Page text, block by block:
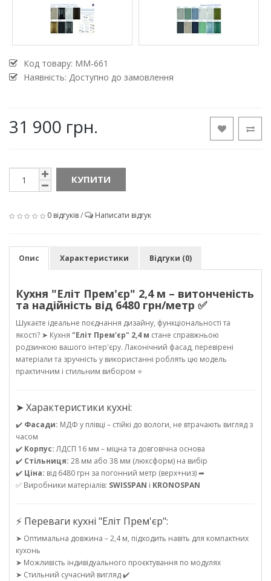
Код товару: MM-661
Наявність: Доступно до замовлення
31 900 грн.
КУПИТИ
0 відгуків/ Написати відгук
Опис Характеристики Відгуки (0)
Кухня "Еліт Прем'єр" 2,4 м – витонченість
та надійність від 6480 грн/метр ✅
Шукаєте ідеальне поєднання дизайну, функціональності та
якості? ➤ Кухня "Еліт Прем'єр" 2,4 м стане справжньою
родзинкою вашого інтер'єру. Лаконічний фасад, перевірені
матеріали та зручність у використанні роблять цю модель
практичним і стильним вибором ⭐
➤ Характеристики кухні:
✔️ Фасади: МДФ у плівці – стійкі до вологи, не втрачають вигляд з
часом
✔️ Корпус:ЛДСП 16 мм – міцна та довговічна основа
✔️ Стільниця: 28 мм або 38 мм (люксформ) на вибір
✔️ Ціна: від 6480 грн за погонний метр (верх+низ) ➦
✅ Виробники матеріалів: SWISSPAN і KRONOSPAN
⚡ Переваги кухні "Еліт Прем'єр":
➤ Оптимальна довжина – 2,4 м, підходить навіть для компактних
кухонь
➤ Можливість індивідуального проєктування по модулях
➤ Стильний сучасний вигляд ✔️